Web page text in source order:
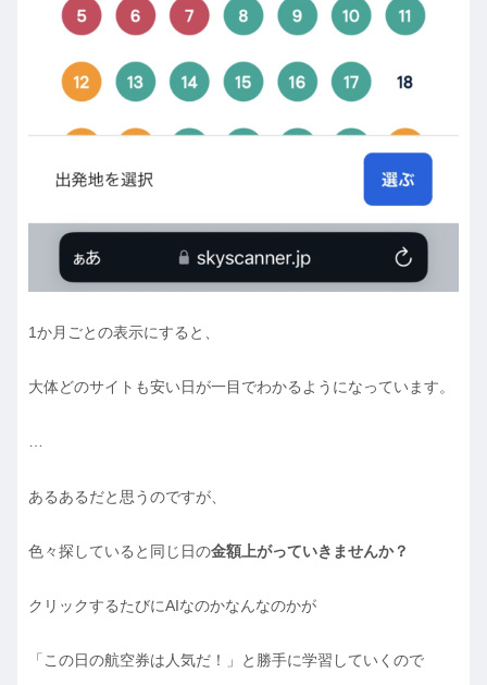
1か月ごとの表示にすると、
大体どのサイトも安い日が一目でわかるようになっています。
…
あるあるだと思うのですが、
色々探していると同じ日の金額上がっていきませんか？
クリックするたびにAIなのかなんなのかが
「この日の航空券は人気だ！」と勝手に学習していくので